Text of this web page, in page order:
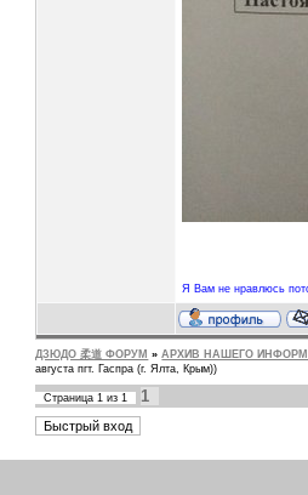
Я Вам не нравлюсь
ДЗЮДО 柔道 ФОРУМ » АРХИВ НАШЕГО
августа пгт. Гаспра (г. Ялта, Крым))
Страница1 из1 1